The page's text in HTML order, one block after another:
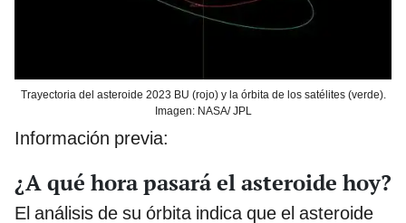
Trayectoria del asteroide 2023 BU (rojo) y la órbita de los satélites (verde).
Imagen: NASA/ JPL
Información previa:
¿A qué hora pasará el asteroide hoy?
El análisis de su órbita indica que el asteroide